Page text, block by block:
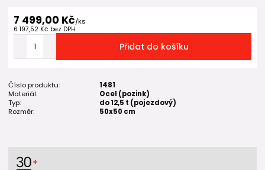
7 499,00 Kč/ks
6 197,52 Kč bez DPH
Přidat do košíku
Číslo produktu:
1481
Materiál:
Ocel (pozink)
Typ:
do 12,5 t (pojezdový)
Rozměr:
50x50 cm